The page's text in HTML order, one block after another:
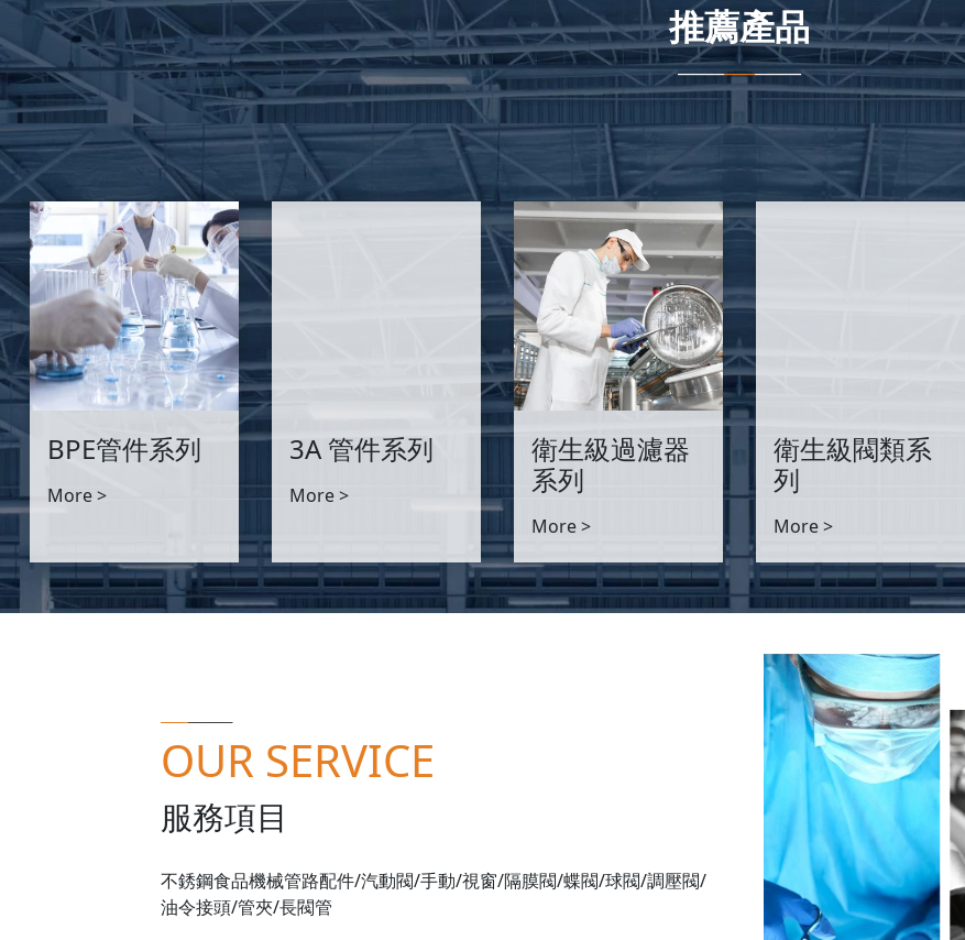
推薦產品
________________
BPE管件系列
More >
3A 管件系列
More >
衛生級過濾器
系列
More >
衛生級閥類系
列
More >
OUR SERVICE
服務項目
不銹鋼食品機械管路配件/汽動閥/手動/視窗/隔膜閥/蝶閥/球閥/調壓閥/
油令接頭/管夾/長閥管